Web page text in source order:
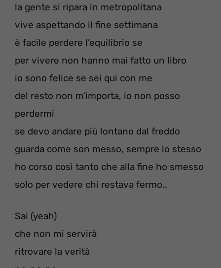
la gente si ripara in metropolitana
vive aspettando il fine settimana
è facile perdere l’equilibrio se
per vivere non hanno mai fatto un libro
io sono felice se sei qui con me
del resto non m’importa, io non posso
perdermi
se devo andare più lontano dal freddo
guarda come son messo, sempre lo stesso
ho corso così tanto che alla fine ho smesso
solo per vedere chi restava fermo..
Sai (yeah)
che non mi servirà
ritrovare la verità